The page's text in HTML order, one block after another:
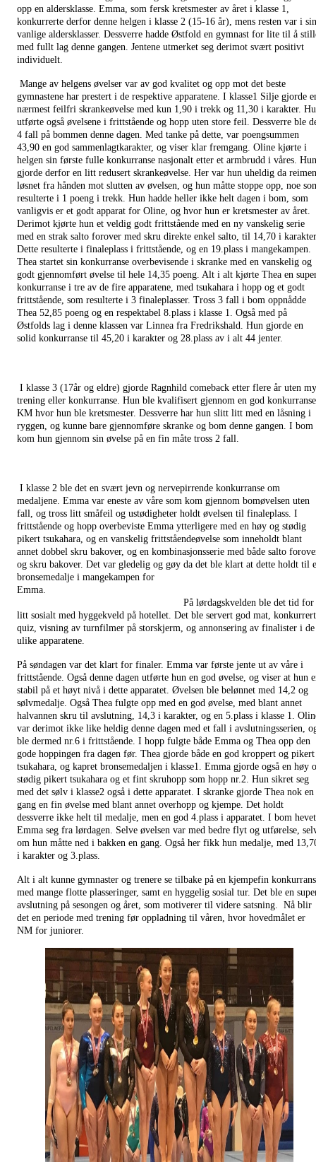
opp en aldersklasse. Emma, som fersk kretsmester av året i klasse 1,
konkurrerte derfor denne helgen i klasse 2 (15-16 år), mens resten var i
vanlige aldersklasser. Dessverre hadde Østfold en gymnast for lite til å
med fullt lag denne gangen. Jentene utmerket seg derimot svært positivt
individuelt.
Mange av helgens øvelser var av god kvalitet og opp mot det beste
gymnastene har prestert i de respektive apparatene. I klasse1 Silje gjorde
nærmest feilfri skrankeøvelse med kun 1,90 i trekk og 11,30 i karakter.
utførte også øvelsene i frittstående og hopp uten store feil. Dessverre ble
4 fall på bommen denne dagen. Med tanke på dette, var poengsummen
43,90 en god sammenlagtkarakter, og viser klar fremgang. Oline kjørte i
helgen sin første fulle konkurranse nasjonalt etter et armbrudd i våres. Hun
gjorde derfor en litt redusert skrankeøvelse. Her var hun uheldig da reimen
løsnet fra hånden mot slutten av øvelsen, og hun måtte stoppe opp, noe
resulterte i 1 poeng i trekk. Hun hadde heller ikke helt dagen i bom, som
vanligvis er et godt apparat for Oline, og hvor hun er kretsmester av året.
Derimot kjørte hun et veldig godt frittstående med en ny vanskelig serie
med en strak salto forover med skru direkte enkel salto, til 14,70 i
Dette resulterte i finaleplass i frittstående, og en 19.plass i mangekampen.
Thea startet sin konkurranse overbevisende i skranke med en vanskelig og
godt gjennomført øvelse til hele 14,35 poeng. Alt i alt kjørte Thea en
konkurranse i tre av de fire apparatene, med tsukahara i hopp og et godt
frittstående, som resulterte i 3 finaleplasser. Tross 3 fall i bom oppnådde
Thea 52,85 poeng og en respektabel 8.plass i klasse 1. Også med på
Østfolds lag i denne klassen var Linnea fra Fredrikshald. Hun gjorde en
solid konkurranse til 45,20 i karakter og 28.plass av i alt 44 jenter.
I klasse 3 (17år og eldre) gjorde Ragnhild comeback etter flere år uten
trening eller konkurranse. Hun ble kvalifisert gjennom en god
KM hvor hun ble kretsmester. Dessverre har hun slitt litt med en låsning i
ryggen, og kunne bare gjennomføre skranke og bom denne gangen. I bom
kom hun gjennom sin øvelse på en fin måte tross 2 fall.
I klasse 2 ble det en svært jevn og nervepirrende konkurranse om
medaljene. Emma var eneste av våre som kom gjennom bomøvelsen uten
fall, og tross litt småfeil og ustødigheter holdt øvelsen til finaleplass. I
frittstående og hopp overbeviste Emma ytterligere med en høy og stødig
pikert tsukahara, og en vanskelig frittståendeøvelse som inneholdt blant
annet dobbel skru bakover, og en kombinasjonsserie med både salto
og skru bakover. Det var gledelig og gøy da det ble klart at dette holdt til
bronsemedalje i mangekampen for
Emma.
På lørdagskvelden ble det tid for
litt sosialt med hyggekveld på hotellet. Det ble servert god mat,
quiz, visning av turnfilmer på storskjerm, og annonsering av finalister i de
ulike apparatene.
På søndagen var det klart for finaler. Emma var første jente ut av våre i
frittstående. Også denne dagen utførte hun en god øvelse, og viser at hun
stabil på et høyt nivå i dette apparatet. Øvelsen ble belønnet med 14,2 og
sølvmedalje. Også Thea fulgte opp med en god øvelse, med blant annet
halvannen skru til avslutning, 14,3 i karakter, og en 5.plass i klasse 1.
var derimot ikke like heldig denne dagen med et fall i avslutningsserien,
ble dermed nr.6 i frittstående. I hopp fulgte både Emma og Thea opp den
gode hoppingen fra dagen før. Thea gjorde både en god kroppert og pikert
tsukahara, og kapret bronsemedaljen i klasse1. Emma gjorde også en høy
stødig pikert tsukahara og et fint skruhopp som hopp nr.2. Hun sikret seg
med det sølv i klasse2 også i dette apparatet. I skranke gjorde Thea nok en
gang en fin øvelse med blant annet overhopp og kjempe. Det holdt
dessverre ikke helt til medalje, men en god 4.plass i apparatet. I bom hevet
Emma seg fra lørdagen. Selve øvelsen var med bedre flyt og utførelse,
om hun måtte ned i bakken en gang. Også her fikk hun medalje, med
i karakter og 3.plass.
Alt i alt kunne gymnaster og trenere se tilbake på en kjempefin
med mange flotte plasseringer, samt en hyggelig sosial tur. Det ble en
avslutning på sesongen og året, som motiverer til videre satsning. Nå blir
det en periode med trening før oppladning til våren, hvor hovedmålet er
NM for juniorer.